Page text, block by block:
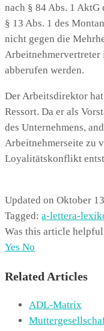
nach § 84 Abs. 1
§ 13 Abs. 1 des
nicht gegen die
abberufen werden.
Der Arbeitsdirektor
Ressort. Da er als
des Unternehmens,
Arbeitnehmerseite zu
Loyalitätskonflikt
Updated on Oktober
Tagged: a-lettera-
Was this article
Yes No
Related Articles
ADL-Matrix